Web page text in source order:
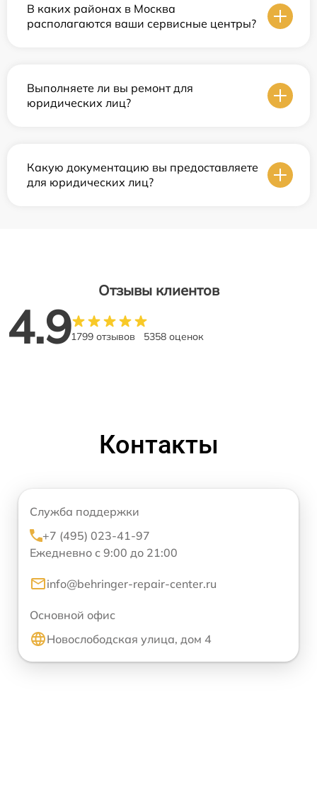
В каких районах в Москва
располагаются ваши сервисные центры?
Выполняете ли вы ремонт для
юридических лиц?
Какую документацию вы предоставляете
для юридических лиц?
Отзывы клиентов
4.91799 отзывов 5358 оценок
Контакты
Служба поддержки
+7 (495) 023-41-97
Ежедневно с 9:00 до 21:00
info@behringer-repair-center.ru
Основной офис
Новослободская улица, дом 4